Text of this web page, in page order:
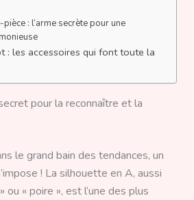
: l’arme secrète pour une
: les accessoires qui font toute la
pour la reconnaître et la
le grand bain des tendances, un
! La silhouette en A, aussi
ou « poire », est l’une des plus